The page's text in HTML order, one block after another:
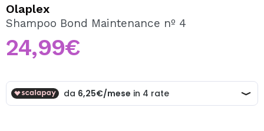
Creando un account su Maquibeauty.it potrai fare i tuoi
acquisti velocemente, controllare lo stato dei tuoi ordini e
consultare le tue operazioni precedenti.
CREARE UN ACCOUNT
Olaplex
Shampoo Bond Maintenance nº 4
24,99€